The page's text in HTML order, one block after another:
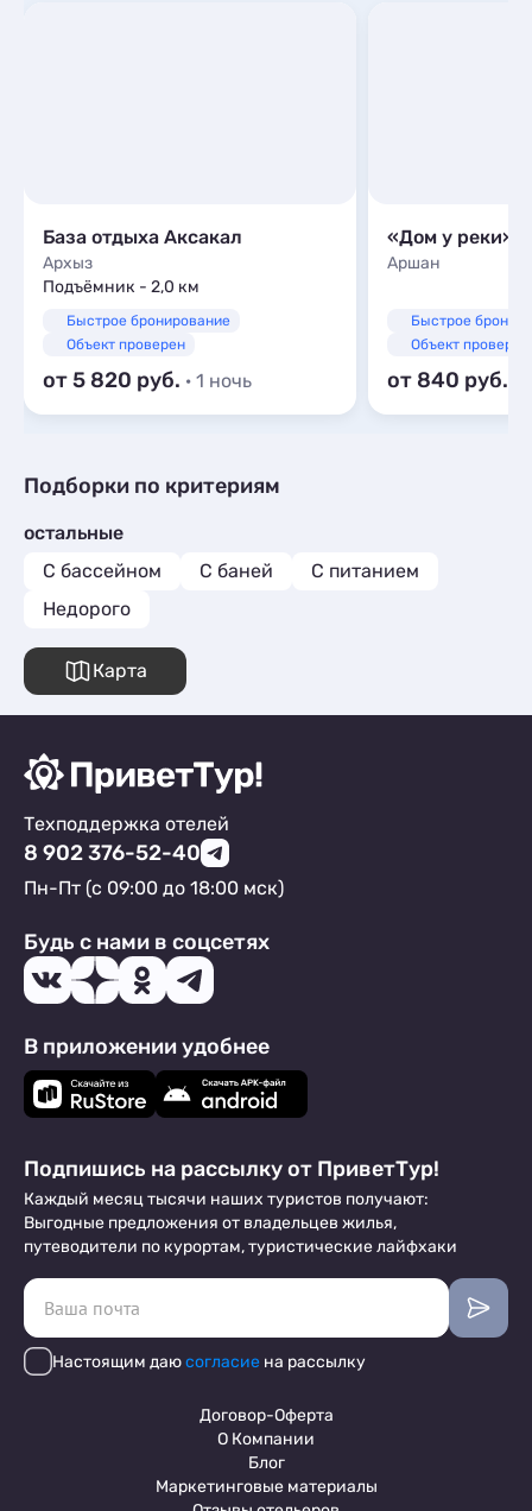
База отдыха Аксакал
Архыз
Подъёмник - 2,0 км
Быстрое бронирование
Объект проверен
от 5 820 · 1 ночь
«Дом у реки»
Аршан
Быстрое
Объект проверен
от 840
Подборки по критериям
остальные
С бассейном
С баней
С питанием
Недорого
Карта
Техподдержка отелей
8 902 376-52-40
Пн-Пт (с 09:00 до 18:00 мск)
Будь с нами в соцсетях
В приложении удобнее
Подпишись на рассылку от ПриветТур!
Каждый месяц тысячи наших туристов получают:
Выгодные предложения от владельцев жилья,
путеводители по курортам, туристические лайфхаки
Настоящим даюсогласие на рассылку
Договор-Оферта
О Компании
Блог
Маркетинговые материалы